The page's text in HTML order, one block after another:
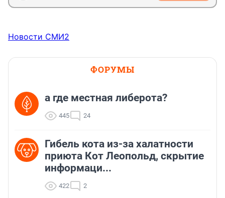
Новости СМИ2
ФОРУМЫ
а где местная либерота?
445 24
Гибель кота из-за халатности
приюта Кот Леопольд, скрытиe
информаци...
422 2